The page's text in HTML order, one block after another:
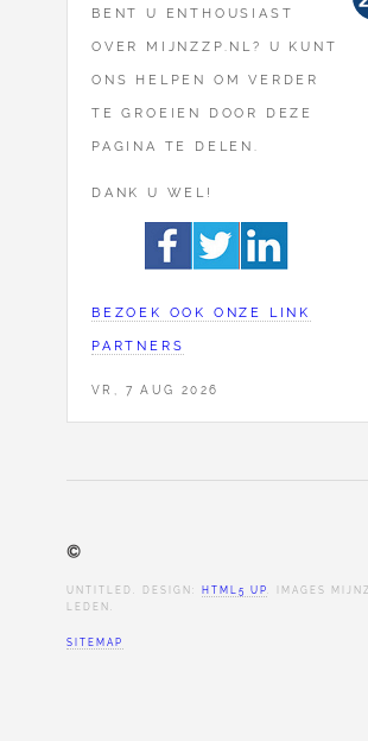
BENT U ENTHOUSIAST
OVER MIJNZZP.NL? U KUNT
ONS HELPEN OM VERDER
TE GROEIEN DOOR DEZE
PAGINA TE DELEN.
DANK U WEL!
BEZOEK OOK ONZE LINK
PARTNERS
VR, 7 AUG 2026
©
UNTITLED. DESIGN: HTML5 UP. IMAGES
LEDEN.
SITEMAP